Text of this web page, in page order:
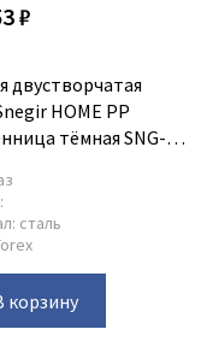
₽
двустворчатая
HOME PP
тёмная SNG-1
сталь
корзину